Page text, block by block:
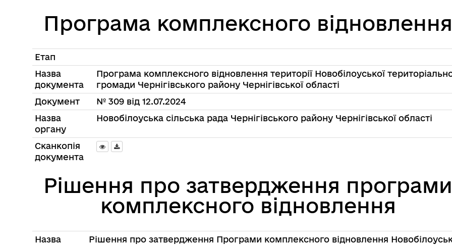
Програма комплексного
Етап
Назва
документа
Програма комплексного відновлення території Новобілоуської
громади Чернігівського району Чернігівської області
Документ
№ 309 від 12.07.2024
Назва
органу
Новобілоуська сільська рада Чернігівського району Чернігівської області
Сканкопія
документа
Рішення про затвердження
комплексного відновлення
Назва
Рішення про затвердження Програми комплексного вiдновлення